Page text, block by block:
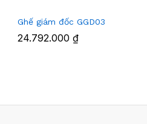
Ghế giám đốc GGD03
24.792.000 ₫